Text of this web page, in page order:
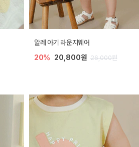
알레 아기 라운지웨어
20% 20,800원 26,000원